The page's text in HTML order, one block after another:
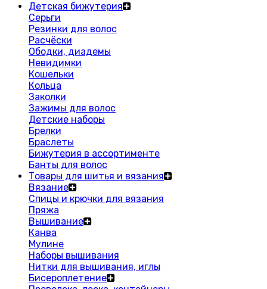
Детская бижутерия
Серьги
Резинки для волос
Расчёски
Ободки, диадемы
Невидимки
Кошельки
Кольца
Заколки
Зажимы для волос
Детские наборы
Брелки
Браслеты
Бижутерия в ассортименте
Банты для волос
Товары для шитья и вязания
Вязание
Спицы и крючки для вязания
Пряжа
Вышивание
Канва
Мулине
Наборы вышивания
Нитки для вышивания, иглы
Бисероплетение